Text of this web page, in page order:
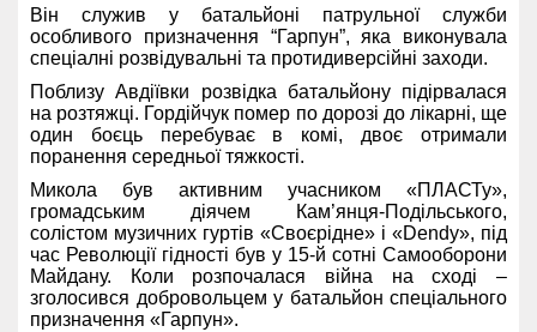
Він служив у батальйоні патрульної служби
особливого призначення “Гарпун”, яка виконувала
спеціалні розвідувальні та протидиверсійні заходи.
Поблизу Авдіївки розвідка батальйону підірвалася
на розтяжці. Гордійчук помер по дорозі до лікарні, ще
один боєць перебуває в комі, двоє отримали
поранення середньої тяжкості.
Микола був активним учасником «ПЛАСТу»,
громадським діячем Кам’янця-Подільського,
солістом музичних гуртів «Своєрідне» і «Dendy», під
час Революції гідності був у 15-й сотні Самооборони
Майдану. Коли розпочалася війна на сході –
зголосився добровольцем у батальйон спеціального
призначення «Гарпун».